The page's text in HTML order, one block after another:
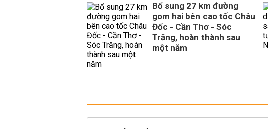
Bổ sung 27 km đường
gom hai bên cao tốc Châu
Đốc - Cần Thơ - Sóc
Trăng, hoàn thành sau
một năm